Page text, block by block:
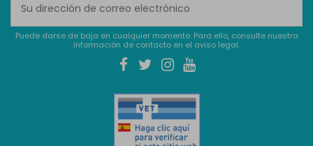
Puede darse de baja en cualquier momento. Para ello, consulte nuestra
información de contacto en el aviso legal.